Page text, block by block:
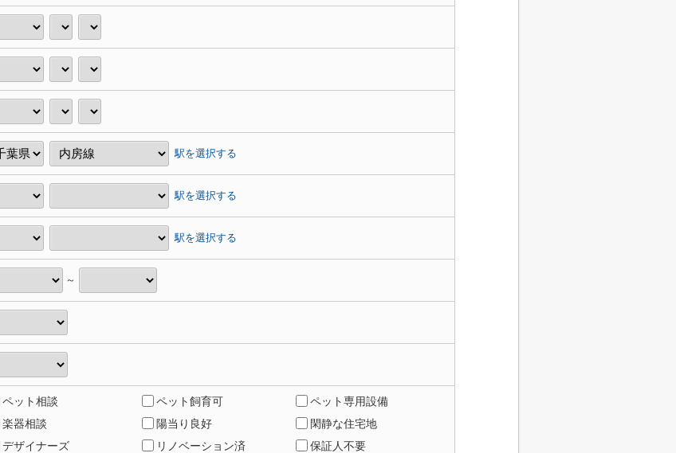
駅を選択する
駅を選択する
駅を選択する
～
ペット相談 ペット飼育可
ペット専用設備
楽器相談
陽当り良好
閑静な住宅地
デザイナーズ
リノベーション済
保証人不要